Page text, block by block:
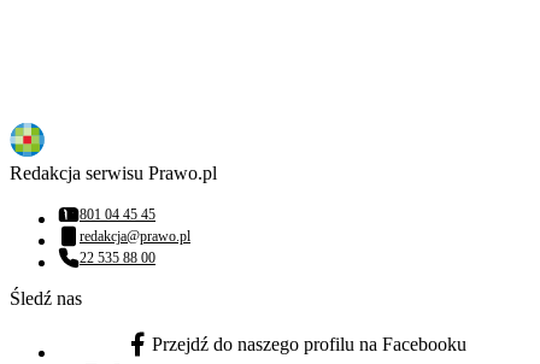
Redakcja serwisu Prawo.pl
Numer telefonu:
801 04 45 45
Adres email:
redakcja@prawo.pl
Numer telefonu:
22 535 88 00
Śledź nas
facebook - otwiera się w nowej karcie
Przejdź do naszego profilu na Facebooku